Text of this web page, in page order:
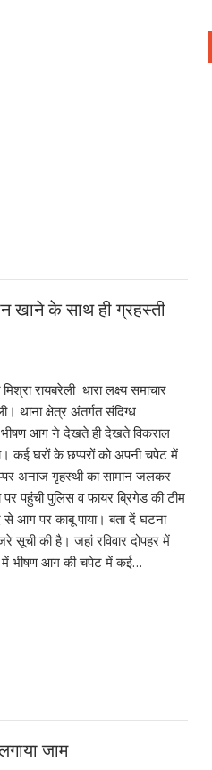
खाने के साथ ही ग्रहस्ती
मिश्रा रायबरेली धारा लक्ष्य समाचार
थाना क्षेत्र अंतर्गत संदिग्ध
भीषण आग ने देखते ही देखते विकराल
कई घरों के छप्परों को अपनी चपेट में
अनाज गृहस्थी का सामान जलकर
पहुंची पुलिस व फायर ब्रिगेड की टीम
से आग पर काबू पाया। बता दें घटना
सूची की है। जहां रविवार दोपहर में
में भीषण आग की चपेट में कई…
जाम